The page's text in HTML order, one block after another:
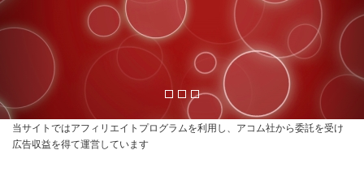
当サイトではアフィリエイトプログラムを利用し、アコム社から委託を受け
広告収益を得て運営しています